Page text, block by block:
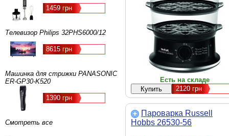
1459 грн
Телевизор Philips 32PHS6000/12
8615 грн
Машинка для стрижки PANASONIC
ER-GP30-K520
1390 грн
Смотреть все
Есть на складе
2120 грн
Пароварка Russell
Hobbs 26530-56